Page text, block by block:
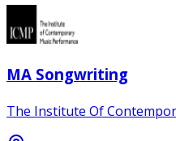
MA Songwriting
The Institute Of